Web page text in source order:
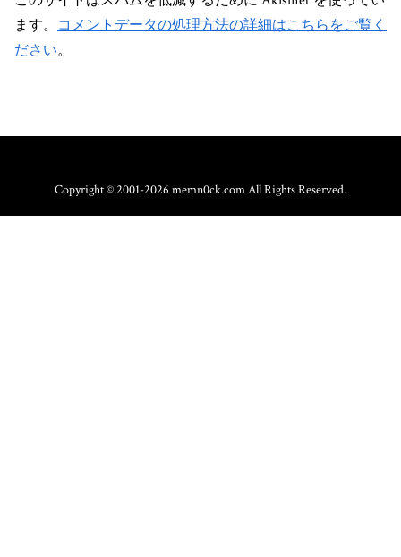
ます。 コメントデータの処理方法の詳細はこちらをご覧く
ださい。
Copyright © 2001-2026 memn0ck.com All Rights Reserved.